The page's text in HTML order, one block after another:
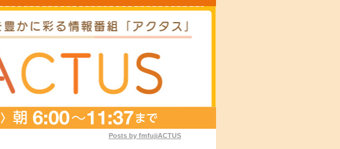
Posts by fmfujiACTUS